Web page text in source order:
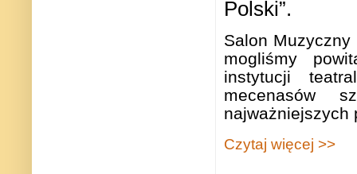
Polski”.
Salon Muzyczny
mogliśmy
instytucji
mecenasów
najważniejszych
Czytaj więcej >>